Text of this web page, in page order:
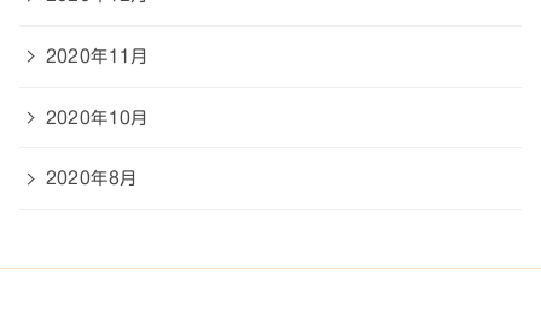
2020年11月
2020年10月
2020年8月